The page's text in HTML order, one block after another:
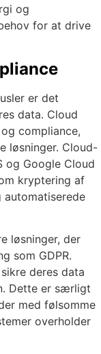
og
for at drive
er det
data. Cloud
compliance,
løsninger. Cloud-
og Google Cloud
kryptering af
automatiserede
løsninger, der
som GDPR.
deres data
Dette er særligt
med følsomme
overholder